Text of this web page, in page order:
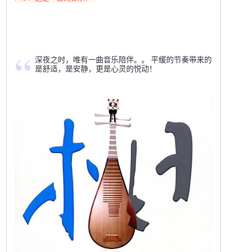
深夜之时，唯有一曲音乐陪伴。。 平缓的节奏带来的
是舒适，是安静，更是心灵的悦动！